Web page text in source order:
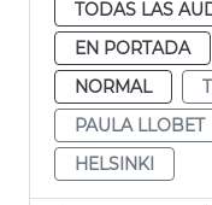
TODAS LAS
EN PORTADA
NORMAL
PAULA LLOBET
HELSINKI